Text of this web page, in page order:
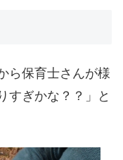
ら保育士さんが様
すぎかな？？」と